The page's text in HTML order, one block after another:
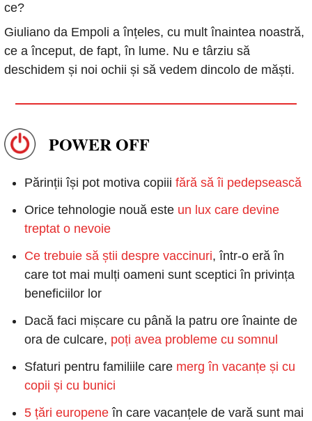
ce?
Giuliano da Empoli a înțeles, cu mult înaintea noastră,
ce a început, de fapt, în lume. Nu e târziu să
deschidem și noi ochii și să vedem dincolo de măști.
POWER OFF
Părinții își pot motiva copiii fără să îi pedepsească
Orice tehnologie nouă este un lux care devine
treptat o nevoie
Ce trebuie să știi despre vaccinuri, într-o eră în
care tot mai mulți oameni sunt sceptici în privința
beneficiilor lor
Dacă faci mișcare cu până la patru ore înainte de
ora de culcare, poți avea probleme cu somnul
Sfaturi pentru familiile care merg în vacanțe și cu
copii și cu bunici
5 țări europene în care vacanțele de vară sunt mai